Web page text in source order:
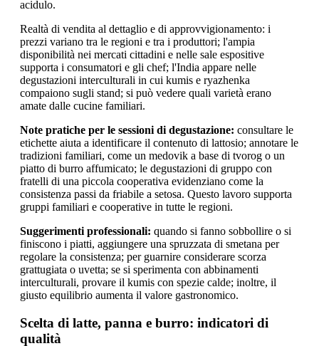
acidulo.
Realtà di vendita al dettaglio e di approvvigionamento: i
prezzi variano tra le regioni e tra i produttori; l'ampia
disponibilità nei mercati cittadini e nelle sale espositive
supporta i consumatori e gli chef; l'India appare nelle
degustazioni interculturali in cui kumis e ryazhenka
compaiono sugli stand; si può vedere quali varietà erano
amate dalle cucine familiari.
Note pratiche per le sessioni di degustazione: consultare le
etichette aiuta a identificare il contenuto di lattosio; annotare le
tradizioni familiari, come un medovik a base di tvorog o un
piatto di burro affumicato; le degustazioni di gruppo con
fratelli di una piccola cooperativa evidenziano come la
consistenza passi da friabile a setosa. Questo lavoro supporta
gruppi familiari e cooperative in tutte le regioni.
Suggerimenti professionali: quando si fanno sobbollire o si
finiscono i piatti, aggiungere una spruzzata di smetana per
regolare la consistenza; per guarnire considerare scorza
grattugiata o uvetta; se si sperimenta con abbinamenti
interculturali, provare il kumis con spezie calde; inoltre, il
giusto equilibrio aumenta il valore gastronomico.
Scelta di latte, panna e burro: indicatori di
qualità